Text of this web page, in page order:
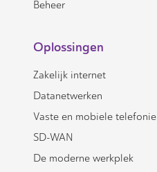
Beheer
Oplossingen
Zakelijk internet
Datanetwerken
Vaste en mobiele telefonie
SD-WAN
De moderne werkplek